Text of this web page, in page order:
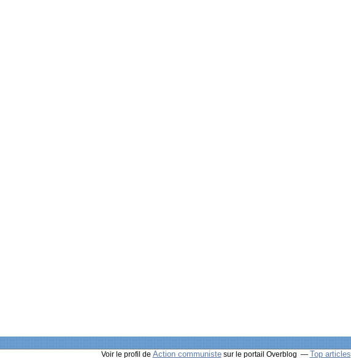
Voir le profil de Action communistesur le portail Overblog Top articles